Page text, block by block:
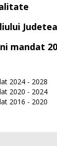
mandat
2024 - 2028
2020 - 2024
2016 - 2020